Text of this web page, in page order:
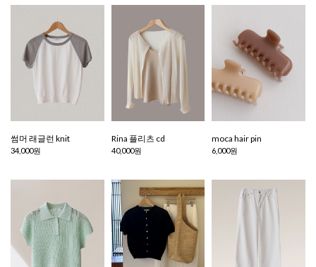
썸머 래글런 knit
34,000원
Rina 플리츠 cd
40,000원
moca hair pin
6,000원